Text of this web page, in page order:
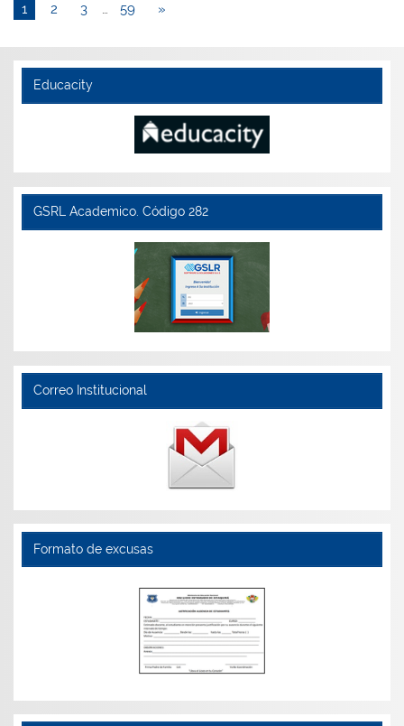
1 2 3 … 59 »
Educacity
GSRL Academico. Código 282
Correo Institucional
Formato de excusas